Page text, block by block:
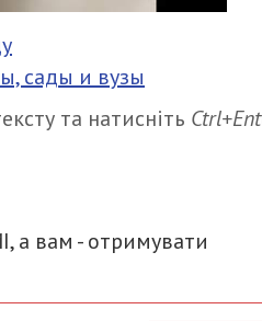
сады и вузы
та натисніть
а вам - отримувати